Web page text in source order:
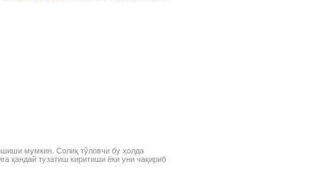
мумкин. Солиқ тўловчи бу ҳолда
қандай тузатиш киритиши ёки уни чақириб